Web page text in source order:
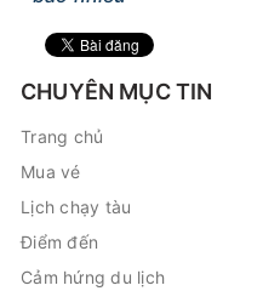
CHUYÊN MỤC TIN
Trang chủ
Mua vé
Lịch chạy tàu
Điểm đến
Cảm hứng du lịch